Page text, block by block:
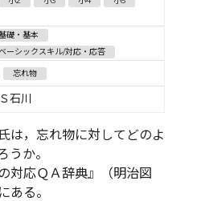
礎・基本
ーシックスキル/対応・応答
忘れ物
石川
は，忘れ物に対してどのよ
うか。
対応ＱＡ辞典』（明治図
ある。